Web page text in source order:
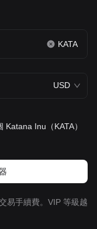
KATA
USD
Inu（KATA）
易手續費。VIP 等級越